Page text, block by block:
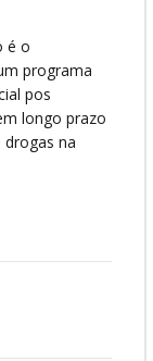
é o
programa
pos
longo prazo
na